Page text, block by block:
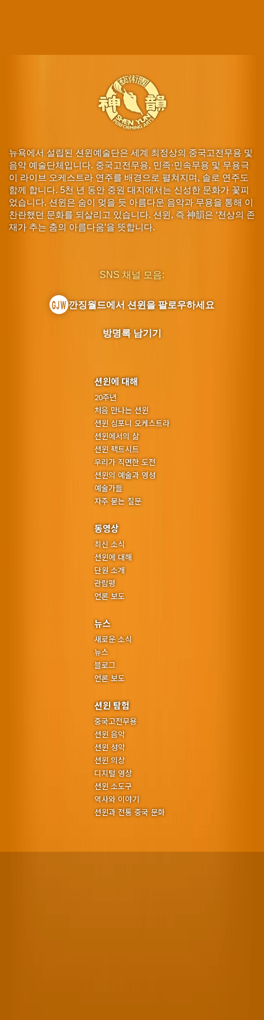
뉴욕에서 설립된 션윈예술단은 세계 최정상의 중국고전무용 및
음악 예술단체입니다. 중국고전무용, 민족·민속무용 및 무용극
이 라이브 오케스트라 연주를 배경으로 펼쳐지며, 솔로 연주도
함께 합니다. 5천 년 동안 중원 대지에서는 신성한 문화가 꽃피
었습니다. 션윈은 숨이 멎을 듯 아름다운 음악과 무용을 통해 이
찬란했던 문화를 되살리고 있습니다. 션윈, 즉 神韻은 ‘천상의 존
재가 추는 춤의 아름다움’을 뜻합니다.
션윈에 대해
20주년
처음 만나는 션윈
션윈 심포니 오케스트라
션윈에서의 삶
션윈 팩트시트
우리가 직면한 도전
션윈의 예술과 영성
예술가들
자주 묻는 질문
동영상
최신 소식
션윈에 대해
단원 소개
관람평
언론 보도
뉴스
새로운 소식
뉴스
블로그
언론 보도
션윈 탐험
중국고전무용
션윈 음악
션윈 성악
션윈 의상
디지털 영상
션윈 소도구
역사와 이야기
션윈과 전통 중국 문화
SNS 채널 모음:
깐징월드에서 션윈을 팔로우하세요
방명록 남기기